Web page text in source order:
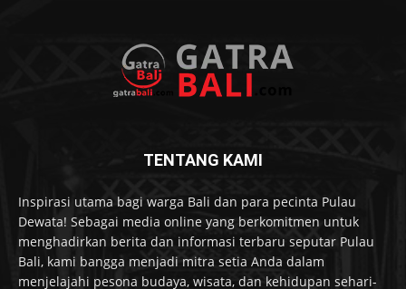
TENTANG KAMI
Inspirasi utama bagi warga Bali dan para pecinta Pulau
Dewata! Sebagai media online yang berkomitmen untuk
menghadirkan berita dan informasi terbaru seputar Pulau
Bali, kami bangga menjadi mitra setia Anda dalam
menjelajahi pesona budaya, wisata, dan kehidupan sehari-